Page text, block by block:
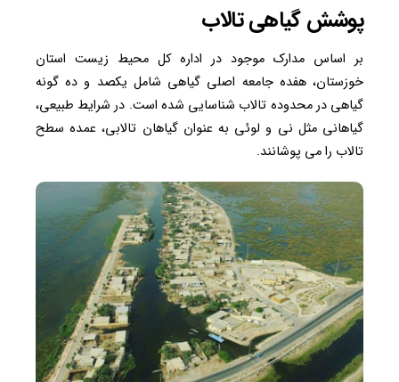
پوشش گیاهی تالاب
بر اساس مدارک موجود در اداره کل محیط زیست استان
خوزستان، هفده جامعه اصلی گیاهی شامل یکصد و ده گونه
گیاهی در محدوده تالاب شناسایی شده است. در شرایط طبیعی،
گیاهانی مثل نی و لوئی به عنوان گیاهان تالابی، عمده سطح
تالاب را می پوشانند.